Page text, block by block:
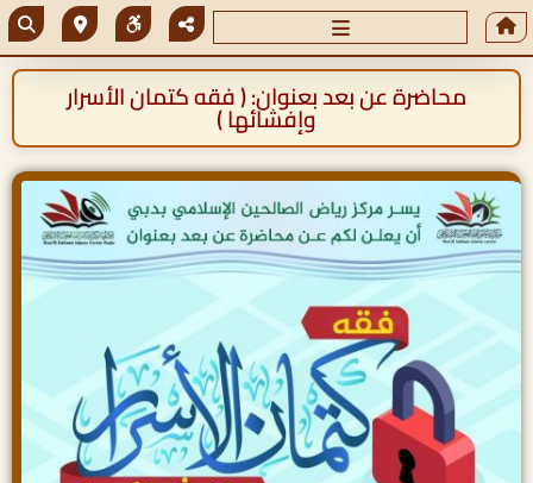
محاضرة عن بعد بعنوان: ( فقه كتمان الأسرار
وإفشائها )